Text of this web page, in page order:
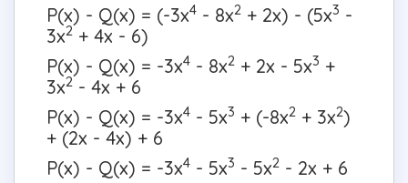
P(x) - Q(x) = (-3x4 - 8x2 + 2x) - (5x3 -
3x2 + 4x - 6)
P(x) - Q(x) = -3x4 - 8x2 + 2x - 5x3 +
3x2 - 4x + 6
P(x) - Q(x) = -3x4 - 5x3 + (-8x2 + 3x2)
+ (2x - 4x) + 6
P(x) - Q(x) = -3x4 - 5x3 - 5x2 - 2x + 6